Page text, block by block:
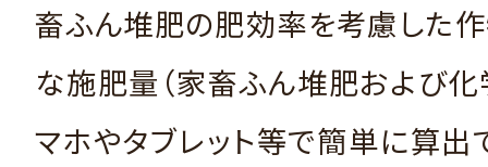
畜ふん堆肥の肥効率を考慮した
な施肥量（家畜ふん堆肥および化
マホやタブレット等で簡単に算出